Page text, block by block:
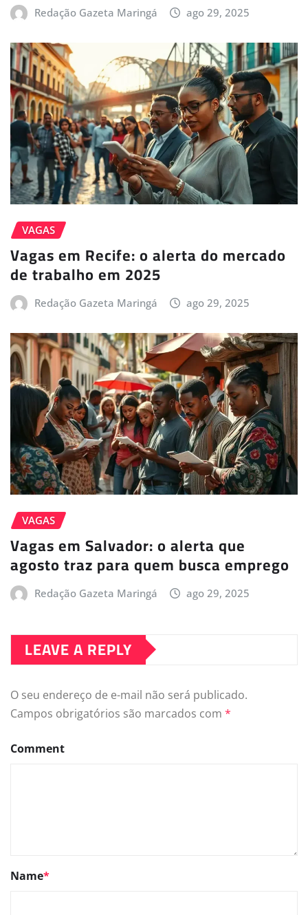
Redação Gazeta Maringá ago 29, 2025
VAGAS
Vagas em Recife: o alerta do mercado
de trabalho em 2025
Redação Gazeta Maringá ago 29, 2025
VAGAS
Vagas em Salvador: o alerta que
agosto traz para quem busca emprego
Redação Gazeta Maringá ago 29, 2025
LEAVE A REPLY
O seu endereço de e-mail não será publicado.
Campos obrigatórios são marcados com *
Comment
Name*